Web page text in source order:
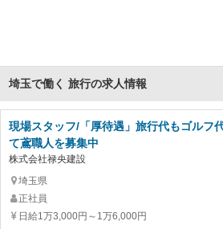
埼玉で働く 旅行の求人情報
現場スタッフ/「厚待遇」旅行代もゴルフ
て鳶職人を募集中
株式会社禄央建設
埼玉県
正社員
日給1万3,000円～1万6,000円